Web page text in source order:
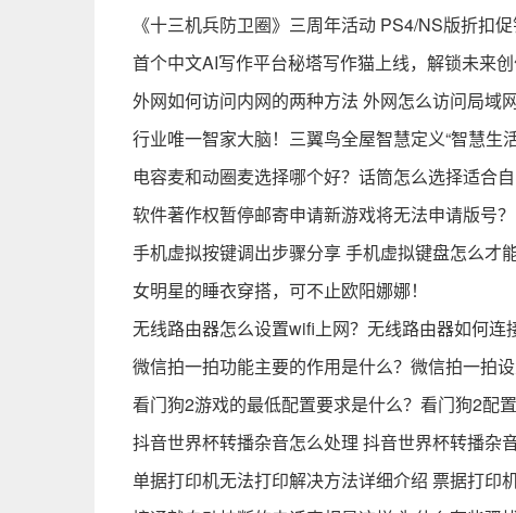
《十三机兵防卫圈》三周年活动 PS4/NS版折扣
首个中文AI写作平台秘塔写作猫上线，解锁未来
外网如何访问内网的两种方法 外网怎么访问局域网
行业唯一智家大脑！三翼鸟全屋智慧定义“智慧生
电容麦和动圈麦选择哪个好？话筒怎么选择适合自
软件著作权暂停邮寄申请新游戏将无法申请版号
手机虚拟按键调出步骤分享 手机虚拟键盘怎么才
女明星的睡衣穿搭，可不止欧阳娜娜！
无线路由器怎么设置wifi上网？无线路由器如何连
微信拍一拍功能主要的作用是什么？微信拍一拍
看门狗2游戏的最低配置要求是什么？看门狗2配
抖音世界杯转播杂音怎么处理 抖音世界杯转播杂
单据打印机无法打印解决方法详细介绍 票据打印